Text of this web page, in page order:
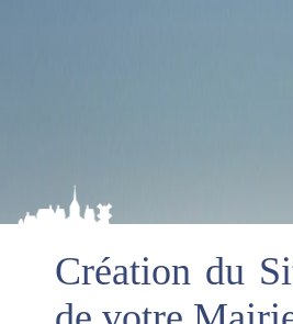
Création du